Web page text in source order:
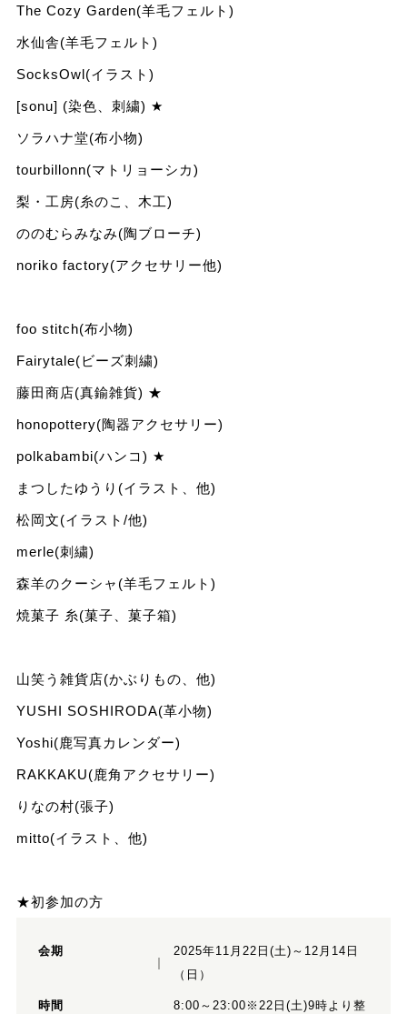
The Cozy Garden(羊毛フェルト)
水仙舎(羊毛フェルト)
SocksOwl(イラスト)
[sonu] (染色、刺繍) ★
ソラハナ堂(布小物)
tourbillonn(マトリョーシカ)
梨・工房(糸のこ、木工)
ののむらみなみ(陶ブローチ)
noriko factory(アクセサリー他)
foo stitch(布小物)
Fairytale(ビーズ刺繍)
藤田商店(真鍮雑貨) ★
honopottery(陶器アクセサリー)
polkabambi(ハンコ) ★
まつしたゆうり(イラスト、他)
松岡文(イラスト/他)
merle(刺繍)
森羊のクーシャ(羊毛フェルト)
焼菓子 糸(菓子、菓子箱)
山笑う雑貨店(かぶりもの、他)
YUSHI SOSHIRODA(革小物)
Yoshi(鹿写真カレンダー)
RAKKAKU(鹿角アクセサリー)
りなの村(張子)
mitto(イラスト、他)
★初参加の方
会期
2025年11月22日(土)～12月14日
（日）
時間
8:00～23:00※22日(土)9時より整